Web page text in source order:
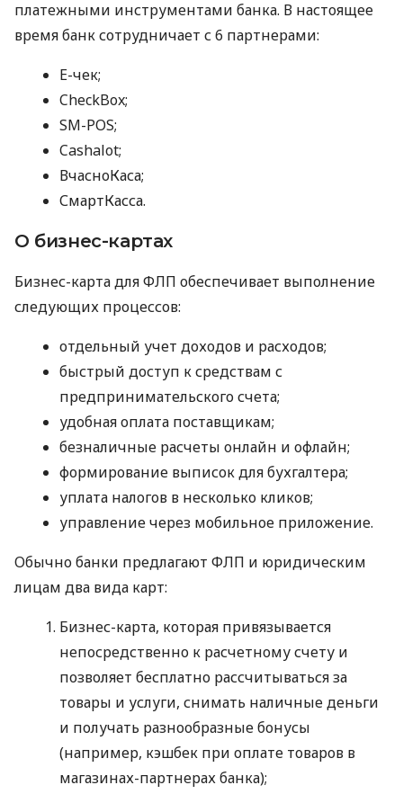
платежными инструментами банка. В настоящее
время банк сотрудничает с 6 партнерами:
E-чек;
CheckBox;
SM-POS;
Cashalot;
ВчасноКаса;
СмартКасса.
О бизнес-картах
Бизнес-карта для ФЛП обеспечивает выполнение
следующих процессов:
отдельный учет доходов и расходов;
быстрый доступ к средствам с
предпринимательского счета;
удобная оплата поставщикам;
безналичные расчеты онлайн и офлайн;
формирование выписок для бухгалтера;
уплата налогов в несколько кликов;
управление через мобильное приложение.
Обычно банки предлагают ФЛП и юридическим
лицам два вида карт:
Бизнес-карта, которая привязывается
непосредственно к расчетному счету и
позволяет бесплатно рассчитываться за
товары и услуги, снимать наличные деньги
и получать разнообразные бонусы
(например, кэшбек при оплате товаров в
магазинах-партнерах банка);